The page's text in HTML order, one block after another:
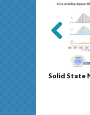
Solid State